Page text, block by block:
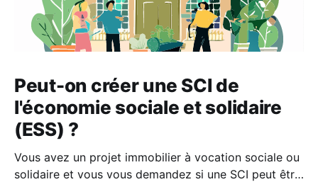
Peut-on créer une SCI de
l'économie sociale et solidaire
(ESS) ?
Vous avez un projet immobilier à vocation sociale ou
solidaire et vous vous demandez si une SCI peut être